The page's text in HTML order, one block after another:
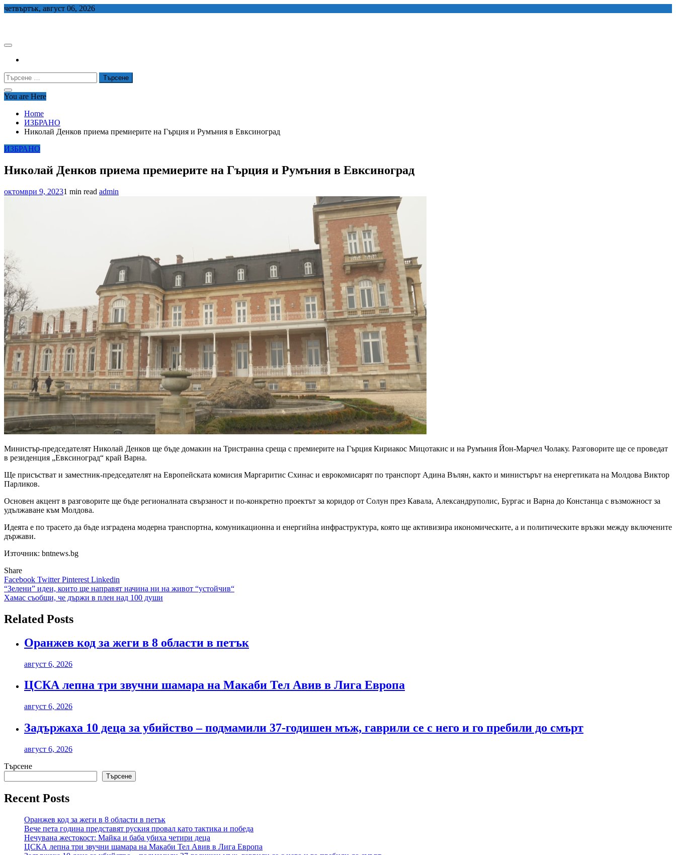
Skip
четвъртък, август 06, 2026
Търсене
за:
You are Here
Home
ИЗБРАНО
Николай Денков приема премиерите на Гърция и Румъния в Евксиноград
ИЗБРАНО
Николай Денков приема премиерите на Гърция и Румъния в Евксиноград
октомври 9, 20231 min read admin
Министър-председателят Николай Денков ще бъде домакин на Тристранна среща с премиерите на Гърция Кириакос Мицотакис и на Румъния Йон-Марчел Чолаку. Разговорите ще се проведат
в резиденция „Евксиноград“ край Варна.
Ще присъстват и заместник-председателят на Европейската комисия Маргаритис Схинас и еврокомисарят по транспорт Адина Вълян, както и министърът на енергетиката на Молдова Виктор
Парликов.
Основен акцент в разговорите ще бъде регионалната свързаност и по-конкретно проектът за коридор от Солун през Кавала, Александруполис, Бургас и Варна до Констанца с възможност за
удължаване към Молдова.
Идеята е по трасето да бъде изградена модерна транспортна, комуникационна и енергийна инфраструктура, която ще активизира икономическите, а и политическите връзки между включените
държави.
Източник: bntnews.bg
Share
Facebook TwitterPinterest Linkedin
Навигация
“Зелени” идеи, които ще направят начина ни на живот “устойчив“
Хамас съобщи, че държи в плен над 100 души
Related Posts
Оранжев код за жеги в 8 области в петък
август 6, 2026
ЦСКА лепна три звучни шамара на Макаби Тел Авив в Лига Европа
август 6, 2026
Задържаха 10 деца за убийство – подмамили 37-годишен мъж, гаврили се с него и го пребили до смърт
август 6, 2026
Търсене
Търсене
Recent Posts
Оранжев код за жеги в 8 области в петък
Вече пета година представят руския провал като тактика и победа
Нечувана жестокост: Майка и баба убиха четири деца
ЦСКА лепна три звучни шамара на Макаби Тел Авив в Лига Европа